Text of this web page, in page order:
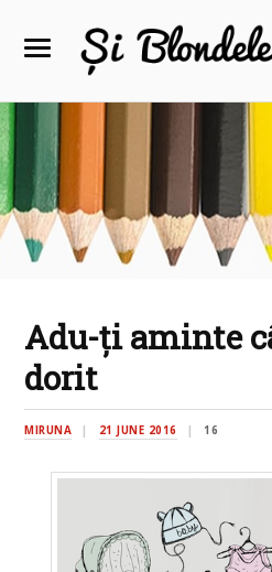
Adu-ţi aminte
dorit
MIRUNA 21 JUNE 2016 16